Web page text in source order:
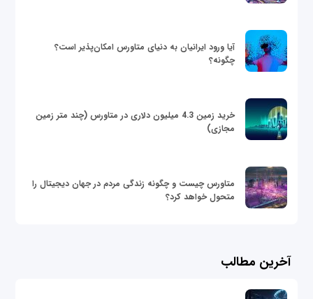
آیا ورود ایرانیان به دنیای متاورس امکان‌پذیر است؟
چگونه؟
خرید زمین 4.3 میلیون دلاری در متاورس (چند متر زمین
مجازی)
متاورس چیست و چگونه زندگی مردم در جهان دیجیتال را
متحول خواهد کرد؟
آخرین مطالب